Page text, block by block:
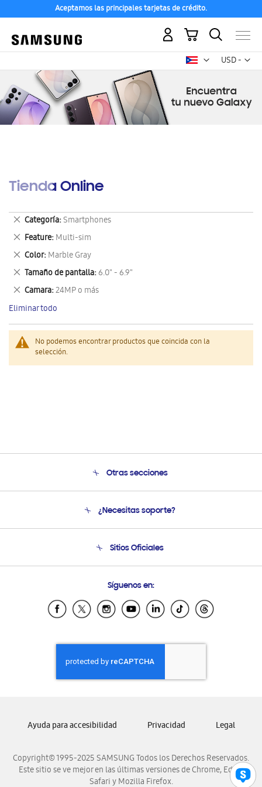
Aceptamos las principales tarjetas de crédito.
USD -
dólar
Mi carrito
Tienda Online
No podemos encontrar productos que coincida con la
selección.
Categoría Smartphones
Eliminar
este
artículo
Feature Multi-sim
Eliminar
este
artículo
Color Marble Gray
Eliminar
este
artículo
Tamaño de pantalla 6.0" - 6.9"
Eliminar
este
artículo
Camara 24MP o más
Eliminar
este
artículo
Eliminar todo
Otras secciones
Soporte
Condiciones de Compra
¿Necesitas soporte?
Soporte vía eMail
Sitios Oficiales
Samsung Ecuador
Samsung El Salvador
Samsung Honduras
Samsung Nicaragua
Samsung Panamá
Samsung Venezuela
Síguenos en:
Copyright© 1995-2025 SAMSUNG Todos los Derechos Reservados.
Este sitio se ve mejor en las últimas versiones de Chrome, Edge,
Safari y Mozilla Firefox.
Ayuda para accesibilidad Privacidad Legal